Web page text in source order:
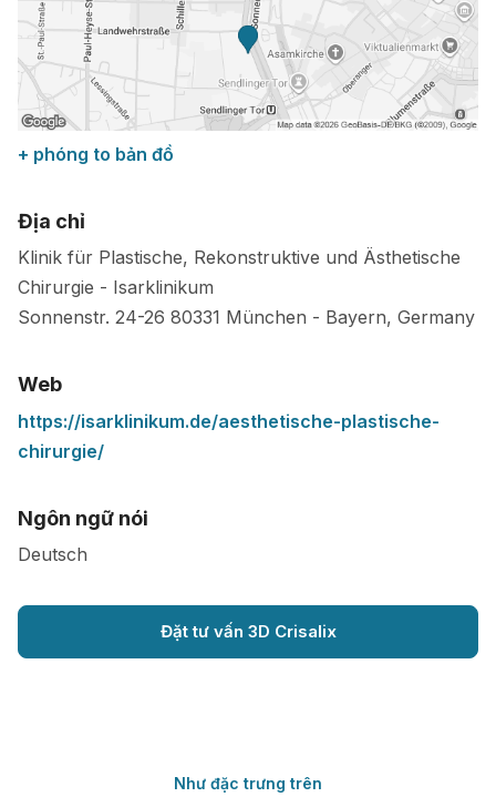
+ phóng to bản đồ
Địa chỉ
Klinik für Plastische, Rekonstruktive und Ästhetische
Chirurgie - Isarklinikum
Sonnenstr. 24-26 80331 München - Bayern, Germany
Web
https://isarklinikum.de/aesthetische-plastische-
chirurgie/
Ngôn ngữ nói
Deutsch
Đặt tư vấn 3D Crisalix
Như đặc trưng trên